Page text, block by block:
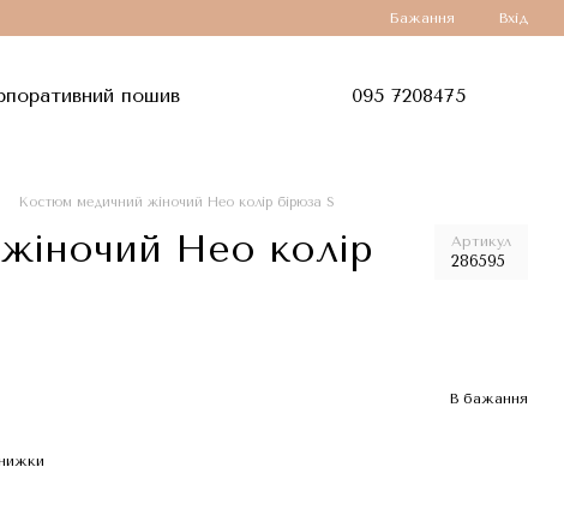
Бажання Вхід
пошив 095 7208475
Костюм медичний жіночий Нео колір бірюза S
Нео колір
Артикул
286595
В бажання